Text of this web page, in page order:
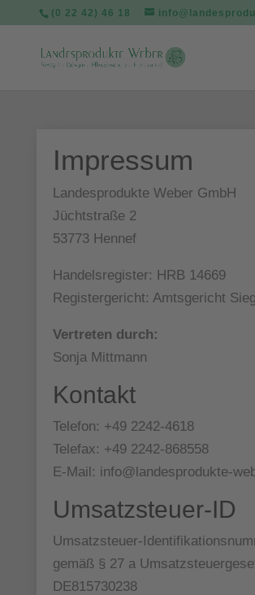
(0 22 42) 46 18
Impressum
Landesprodukte Weber GmbH
Jüchtstraße 2
53773 Hennef
Handelsregister: HRB 14669
Registergericht: Amtsgericht
Vertreten durch:
Sonja Mittmann
Kontakt
Telefon: +49 2242-4618
Telefax: +49 2242-868558
E-Mail: info@landesprodukte-
Umsatzsteuer-ID
Umsatzsteuer-
gemäß § 27 a
DE815730238